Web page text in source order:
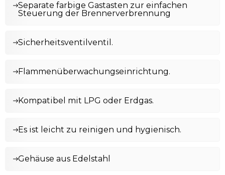
Separate farbige Gastasten zur einfachen
Steuerung der Brennerverbrennung
Sicherheitsventilventil.
Flammenüberwachungseinrichtung.
Kompatibel mit LPG oder Erdgas.
Es ist leicht zu reinigen und hygienisch.
Gehäuse aus Edelstahl